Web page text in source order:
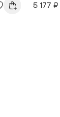
5 177 ₽